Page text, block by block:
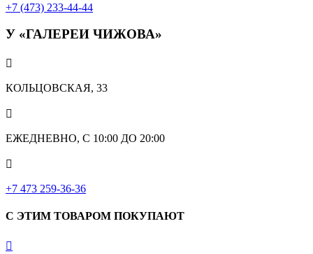
+7 (473) 233-44-44
У «ГАЛЕРЕИ ЧИЖОВА»

КОЛЬЦОВСКАЯ, 33

ЕЖЕДНЕВНО, С 10:00 ДО 20:00

‎+7 473 259-36-36
С ЭТИМ ТОВАРОМ ПОКУПАЮТ
